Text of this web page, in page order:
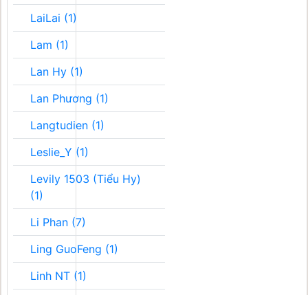
LaiLai (1)
Lam (1)
Lan Hy (1)
Lan Phương (1)
Langtudien (1)
Leslie_Y (1)
Levily 1503 (Tiểu Hy)
(1)
Li Phan (7)
Ling GuoFeng (1)
Linh NT (1)